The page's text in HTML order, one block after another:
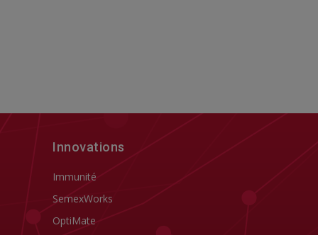
Innovations
Immunité
SemexWorks
OptiMate